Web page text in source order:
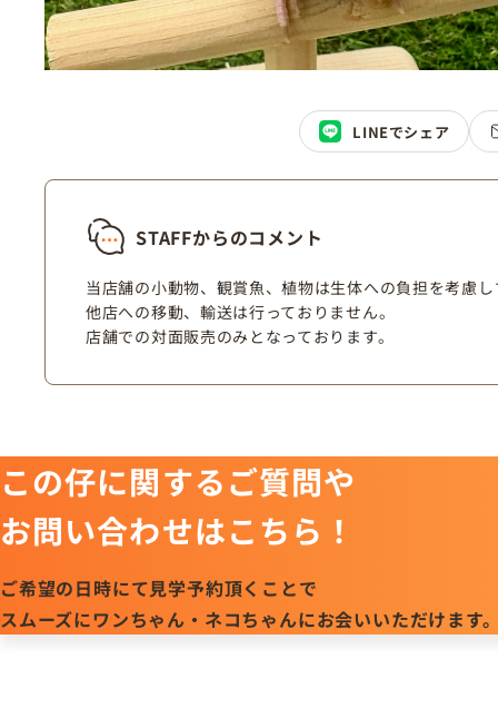
STAFFからのコメント
当店舗の小動物、観賞魚、植物は生体への負担を考慮し
他店への移動、輸送は行っておりません。
店舗での対面販売のみとなっております。
LINEでシェア
この仔に関するご質問や
お問い合わせはこちら！
ご希望の日時にて見学予約頂くことで
スムーズにワンちゃん・ネコちゃんにお会いいただけます